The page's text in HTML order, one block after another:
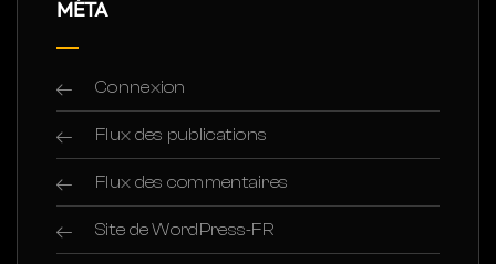
MÉTA
Connexion
Flux des publications
Flux des commentaires
Site de WordPress-FR